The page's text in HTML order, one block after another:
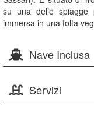
su una delle spiagge
immersa in una folta
Nave Inclusa
Servizi